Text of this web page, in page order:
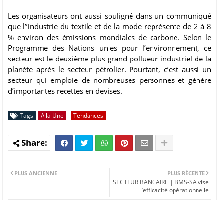
Les organisateurs ont aussi souligné dans un communiqué
que l’’industrie du textile et de la mode représente de 2 à 8
% environ des émissions mondiales de carbone. Selon le
Programme des Nations unies pour l’environnement, ce
secteur est le deuxième plus grand pollueur industriel de la
planète après le secteur pétrolier. Pourtant, c’est aussi un
secteur qui emploie de nombreuses personnes et génère
d’importantes recettes en devises.
Tags A la Une Tendances
PLUS RÉCENTE
SECTEUR BANCAIRE | BMS-SA vise
l’efficacité opérationnelle
PLUS ANCIENNE